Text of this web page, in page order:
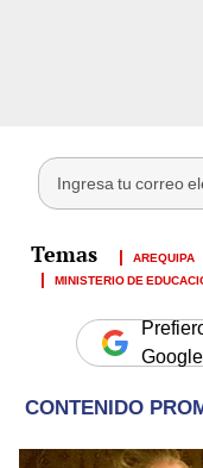
AREQUIPA
MINISTERIO DE
Google